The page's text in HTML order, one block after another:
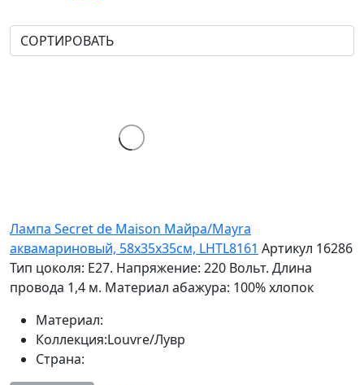
Лампа Secret de Maison Майра/Mayra
аквамариновый, 58х35х35см, LHTL8161 Артикул 16286
Тип цоколя: Е27. Напряжение: 220 Вольт. Длина
провода 1,4 м. Материал абажура: 100% хлопок
Материал:
Коллекция:Louvre/Лувр
Страна: